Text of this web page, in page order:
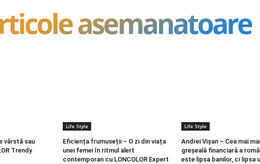
asemanatoare
vârstă sau
Trendy
Life Style
Eficiența frumuseții – O zi din viața
unei femei în ritmul alert
contemporan cu LONCOLOR Expert
Life Style
Andrei Vișan – Cea mai
greșeală financiară a
este lipsa banilor, ci lipsa